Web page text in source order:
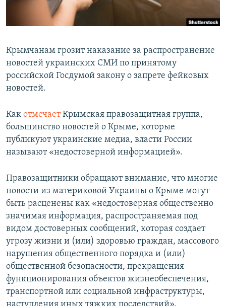
УКРАИНСКАЯ ПРОБЛЕМА КРЫМА
Крымчанам грозит наказание за распространение
новостей украинских СМИ по принятому
российской Госдумой закону о запрете фейковых
новостей.
Как отмечаетКрымская правозащитная группа,
большинство новостей о Крыме, которые
публикуют украинские медиа, власти России
называют «недостоверной информацией».
Правозащитники обращают внимание, что многие
новости из материковой Украины о Крыме могут
быть расценены как «недостоверная общественно
значимая информация, распространяемая под
видом достоверных сообщений, которая создает
угрозу жизни и (или) здоровью граждан, массового
нарушения общественного порядка и (или)
общественной безопасности, прекращения
функционирования объектов жизнеобеспечения,
транспортной или социальной инфраструктуры,